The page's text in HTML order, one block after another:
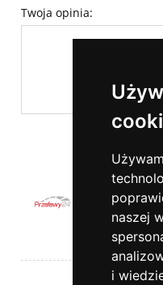
naszej
i
Twoja opinia: